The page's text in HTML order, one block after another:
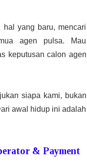
yang baru, mencari
agen pulsa. Mau
keputusan calon agen
siapa kami, bukan
awal hidup ini adalah
& Payment